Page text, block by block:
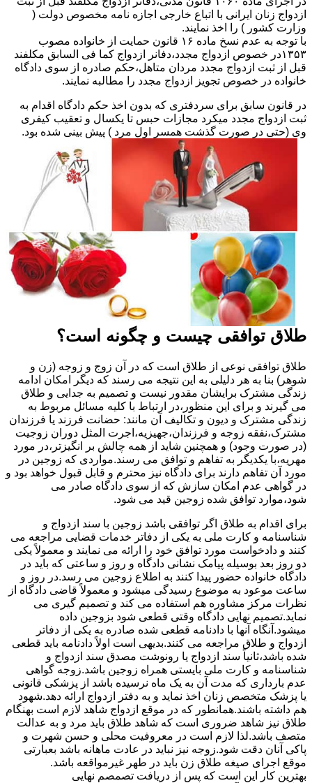
ازدواج زنان ایرانی با اتباع خارجی اجازه نامه مخصوص دولت (
وزارت کشور ) را اخذ نمایند.
با توجه به عدم نسخ ماده ۱۶ قانون حمایت از خانواده مصوب
۱۳۵۳در خصوص ازدواج مجدد،دفانر ازدواج کما فی السابق مکلفند
قبل از ثبت ازدواج مجدد مردان متاهل،حکم صادره از سوی دادگاه
خانواده در خصوص تجویز ازدواج مجدد را مطالبه نمایند.
در قانون سابق برای سردفتری که بدون اخذ حکم دادگاه اقدام به
ثبت ازدواج مجدد میکرد مجازات حبس تا یکسال و تعقیب کیفری
وی (حتی در صورت گذشت همسر اول مرد ) پیش بینی شده بود.
طلاق توافقی چیست و چگونه است؟
طلاق توافقی نوعی از طلاق است که در آن زوج و زوجه (زن و
شوهر) بنا به هر دلیلی به این نتیجه می رسند که دیگر امکان ادامه
زندگی مشترک برایشان مقدور نیست و تصمیم به جدایی و طلاق
می گیرند و برای این منظور،در ارتباط با کلیه مسائل مربوط به
زندگی مشترک و دیون و تکالیف آن مانند: حضانت فرزند یا فرزندان
مشترک،نفقه زوجه و فرزندان،جهیزیه،اجرت المثل دوران زوجیت
(در صورت وجود) و همچنین شاید از همه چالش بر انگیزتر،در مورد
مهریه،با یکدیگر به تفاهم و توافق می رسند.مواردی که زوجین در
مورد آن تفاهم دارند برای دادگاه نیز محترم و قابل قبول خواهد بود و
در گواهی عدم امکان سازش که از سوی دادگاه صادر می
شود،موارد توافق شده زوجین قید می شود.
برای اقدام به طلاق اگر توافقی باشد زوجین با سند ازدواج و
شناسنامه و کارت ملی به یکی از دفاتر خدمات قضایی مراجعه می
کنند و دادخواست مورد توافق خود را ارائه می نمایند و معمولاً یکی
دو روز بعد بوسیله پیامک نشانی دادگاه و روز و ساعتی که باید در
دادگاه خانواده حضور پیدا کنند به اطلاع زوجین می رسد.در روز و
ساعت موعود به موضوع رسیدگی میشود و معمولاً قاضی دادگاه از
نظرات مرکز مشاوره هم استفاده می کند و تصمیم گیری می
نماید.تصمیم نهایی دادگاه وقتی قطعی شود بزوجین داده
میشود.آنگاه آنها با دادنامه قطعی شده صادره به یکی از دفاتر
ازدواج و طلاق مراجعه می کنند.بدیهی است اولاً دادنامه باید قطعی
شده باشد،ثانیاً سند ازدواج یا رونوشت مصدق سند ازدواج و
شناسنامه و کارت ملی بایستی همراه زوجین باشد.زوجه گواهی
عدم بارداری که مدت آن به یک ماه نرسیده باشد از پزشکی قانونی
یا پزشک متخصص زنان اخذ نماید و به دفتر ازدواج ارائه دهد.شهود
هم داشته باشند.همانطور که در موقع ازدواج شاهد لازم است بهنگام
طلاق نیز شاهد ضروری است که شاهد طلاق باید مرد و به عدالت
متصف باشد.لذا لازم است در معروفیت محلی و حسن شهرت و
پاکی آنان دقت شود.زوجه نیز نباید در عادت ماهانه باشد بعبارتی
موقع اجرای صیغه طلاق زن باید در طهر غیرمواقعه باشد.
بهترین کار این است که پس از دریافت تصمصم نهایی